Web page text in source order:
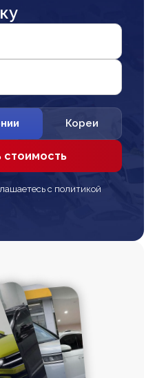
Кореи
стоимость
с политикой